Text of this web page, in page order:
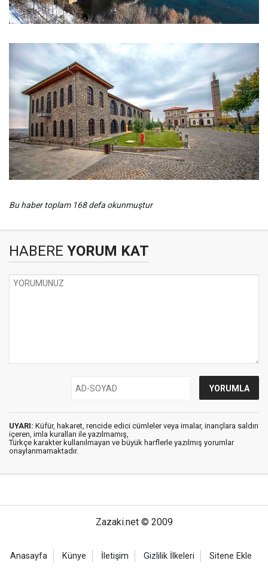
Bu haber toplam 168 defa okunmuştur
HABERE YORUM KAT
UYARI: Küfür, hakaret, rencide edici cümleler veya imalar, inançlara saldırı
içeren, imla kuralları ile yazılmamış,
Türkçe karakter kullanılmayan ve büyük harflerle yazılmış yorumlar
onaylanmamaktadır.
Zazaki.net © 2009
Anasayfa Künye İletişim Gizlilik İlkeleri Sitene Ekle